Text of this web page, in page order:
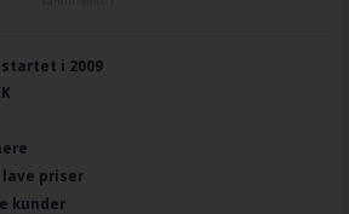
i 2009
priser
kunder